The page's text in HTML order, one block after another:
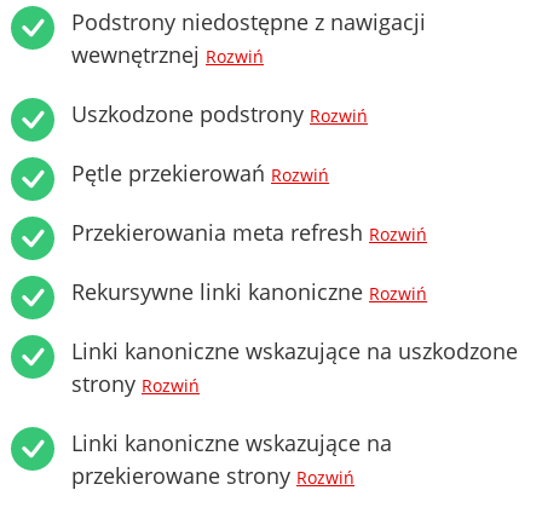
Podstrony niedostępne z nawigacji
wewnętrznej Rozwiń
Uszkodzone podstrony Rozwiń
Pętle przekierowań Rozwiń
Przekierowania meta refresh Rozwiń
Rekursywne linki kanoniczne Rozwiń
Linki kanoniczne wskazujące na uszkodzone
strony Rozwiń
Linki kanoniczne wskazujące na
przekierowane strony Rozwiń